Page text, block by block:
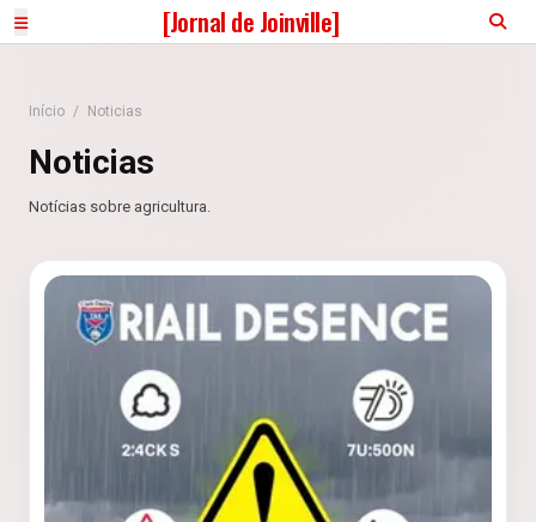
[Jornal de Joinville]
Início / Noticias
Noticias
Notícias sobre agricultura.